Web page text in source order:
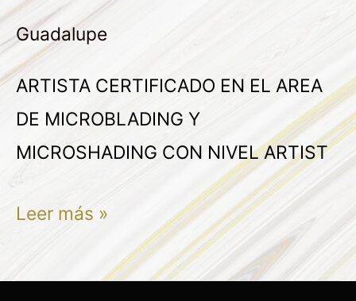
Guadalupe
ARTISTA CERTIFICADO EN EL AREA
DE MICROBLADING Y
MICROSHADING CON NIVEL ARTIST
ZUÑIGA
HERNANDEZ
Leer más »